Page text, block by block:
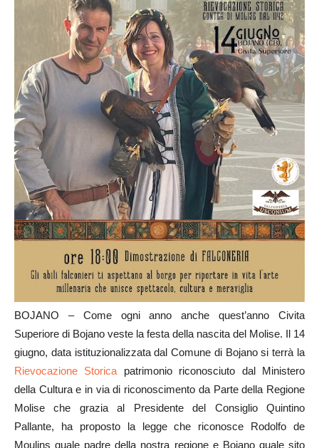
BOJANO – Come ogni anno anche quest’anno Civita
Superiore di Bojano veste la festa della nascita del Molise. Il 14
giugno, data istituzionalizzata dal Comune di Bojano si terrà la
Rievocazione Storica patrimonio riconosciuto dal Ministero
della Cultura e in via di riconoscimento da Parte della Regione
Molise che grazia al Presidente del Consiglio Quintino
Pallante, ha proposto la legge che riconosce Rodolfo de
Moulins quale padre della nostra regione e Bojano quale sito